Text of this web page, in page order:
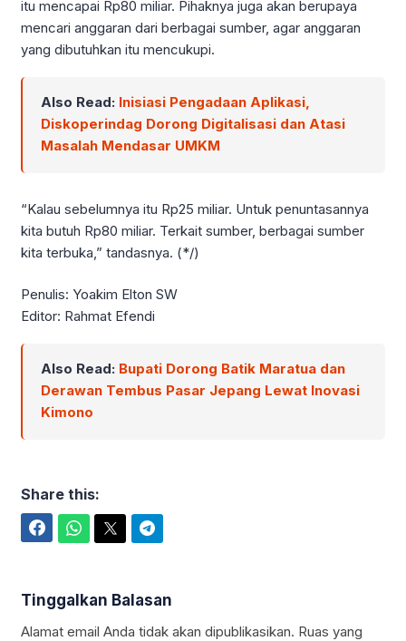
itu mencapai Rp80 miliar. Pihaknya juga akan berupaya
mencari anggaran dari berbagai sumber, agar anggaran
yang dibutuhkan itu mencukupi.
Also Read: Inisiasi Pengadaan Aplikasi,
Diskoperindag Dorong Digitalisasi dan Atasi
Masalah Mendasar UMKM
“Kalau sebelumnya itu Rp25 miliar. Untuk penuntasannya
kita butuh Rp80 miliar. Terkait sumber, berbagai sumber
kita terbuka,” tandasnya. (*/)
Penulis: Yoakim Elton SW
Editor: Rahmat Efendi
Also Read: Bupati Dorong Batik Maratua dan
Derawan Tembus Pasar Jepang Lewat Inovasi
Kimono
Share this:
Tinggalkan Balasan
Alamat email Anda tidak akan dipublikasikan. Ruas yang